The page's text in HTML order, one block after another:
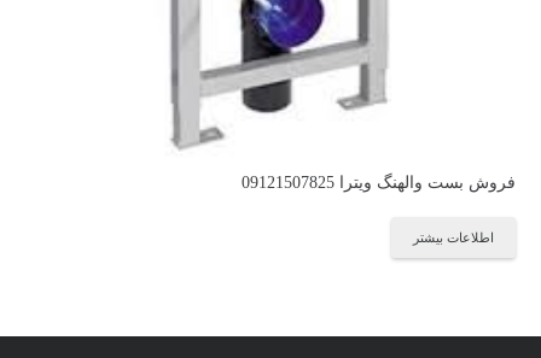
فروش بست والهنگ ویترا 09121507825
اطلاعات بیشتر